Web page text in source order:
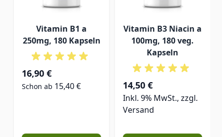
Vitamin B1 a
250mg, 180 Kapseln
16,90 €
Schon ab 15,40 €
Vitamin B3 Niacin a
100mg, 180 veg.
Kapseln
14,50 €
Inkl. 9% MwSt., zzgl.
Versand